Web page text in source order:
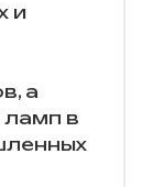
и
а
в